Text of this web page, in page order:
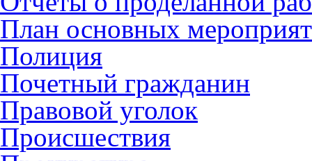
План основных
Полиция
Почетный гражданин
Правовой уголок
Происшествия